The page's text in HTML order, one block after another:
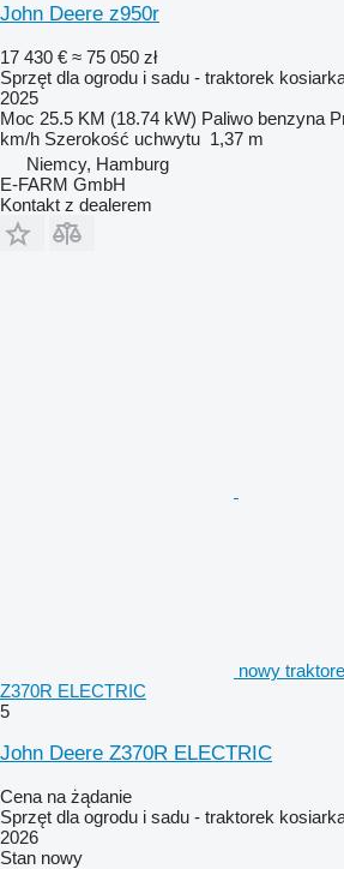
John Deere z950r
17 430 € ≈ 75 050 zł
Sprzęt dla ogrodu i sadu - traktorek
2025
Moc 25.5 KM (18.74 kW) Paliwo benzyna
km/h Szerokość uchwytu 1,37 m
Niemcy, Hamburg
E-FARM GmbH
Kontakt z dealerem
nowy
Z370R ELECTRIC
5
John Deere Z370R ELECTRIC
Cena na żądanie
Sprzęt dla ogrodu i sadu - traktorek
2026
Stan nowy